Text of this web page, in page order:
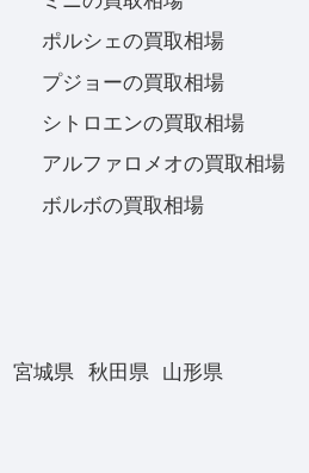
ポルシェの買取相場
プジョーの買取相場
シトロエンの買取相場
アルファロメオの買取相場
ボルボの買取相場
宮城県 秋田県
山形県